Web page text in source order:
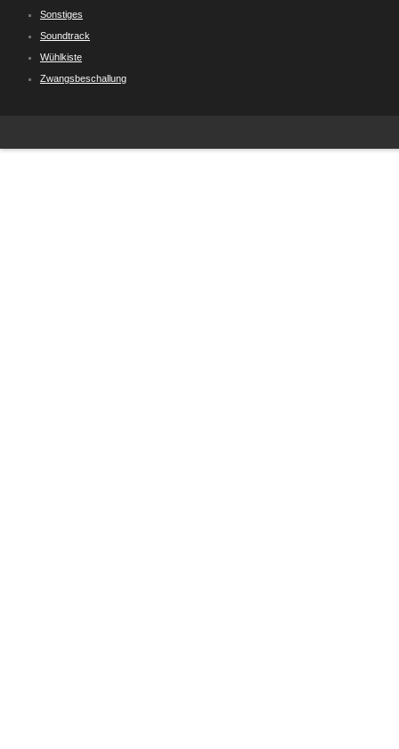
Sonstiges
Soundtrack
Wühlkiste
Zwangsbeschallung